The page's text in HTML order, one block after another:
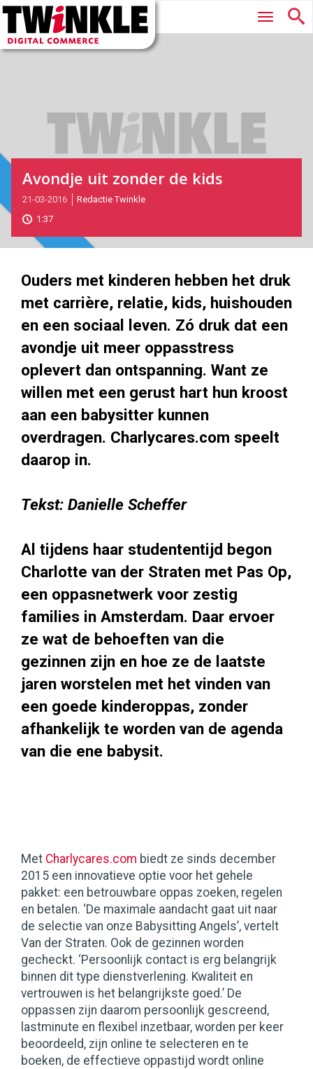
Twinkle
Digital
Commerce
Hoofdmenu
Avondje uit zonder de kids
2016-
03-
21T14:01:00
2017-
180101
21-03-2016
Redactie Twinkle
1:37
Magazine
Ouders met kinderen hebben het druk
met carrière, relatie, kids, huishouden
en een sociaal leven. Zó druk dat een
avondje uit meer oppasstress
oplevert dan ontspanning. Want ze
willen met een gerust hart hun kroost
aan een babysitter kunnen
overdragen. Charlycares.com speelt
daarop in.
Tekst: Danielle Scheffer
Al tijdens haar studententijd begon
Charlotte van der Straten met Pas Op,
een oppasnetwerk voor zestig
families in Amsterdam. Daar ervoer
ze wat de behoeften van die
gezinnen zijn en hoe ze de laatste
jaren worstelen met het vinden van
een goede kinderoppas, zonder
afhankelijk te worden van de agenda
van die ene babysit.
Met Charlycares.com biedt ze sinds december
2015 een innovatieve optie voor het gehele
pakket: een betrouwbare oppas zoeken, regelen
en betalen. ‘De maximale aandacht gaat uit naar
de selectie van onze Babysitting Angels’, vertelt
Van der Straten. Ook de gezinnen worden
gecheckt. ‘Persoonlijk contact is erg belangrijk
binnen dit type dienstverlening. Kwaliteit en
vertrouwen is het belangrijkste goed.’ De
oppassen zijn daarom persoonlijk gescreend,
lastminute en flexibel inzetbaar, worden per keer
beoordeeld, zijn online te selecteren en te
boeken, de effectieve oppastijd wordt online